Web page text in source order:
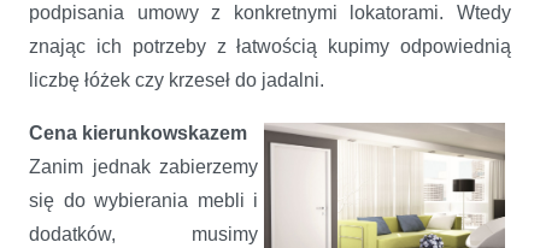
podpisania umowy z konkretnymi lokatorami. Wtedy
znając ich potrzeby z łatwością kupimy odpowiednią
liczbę łóżek czy krzeseł do jadalni.
Cena kierunkowskazem
Zanim jednak zabierzemy
się do wybierania mebli i
dodatków, musimy